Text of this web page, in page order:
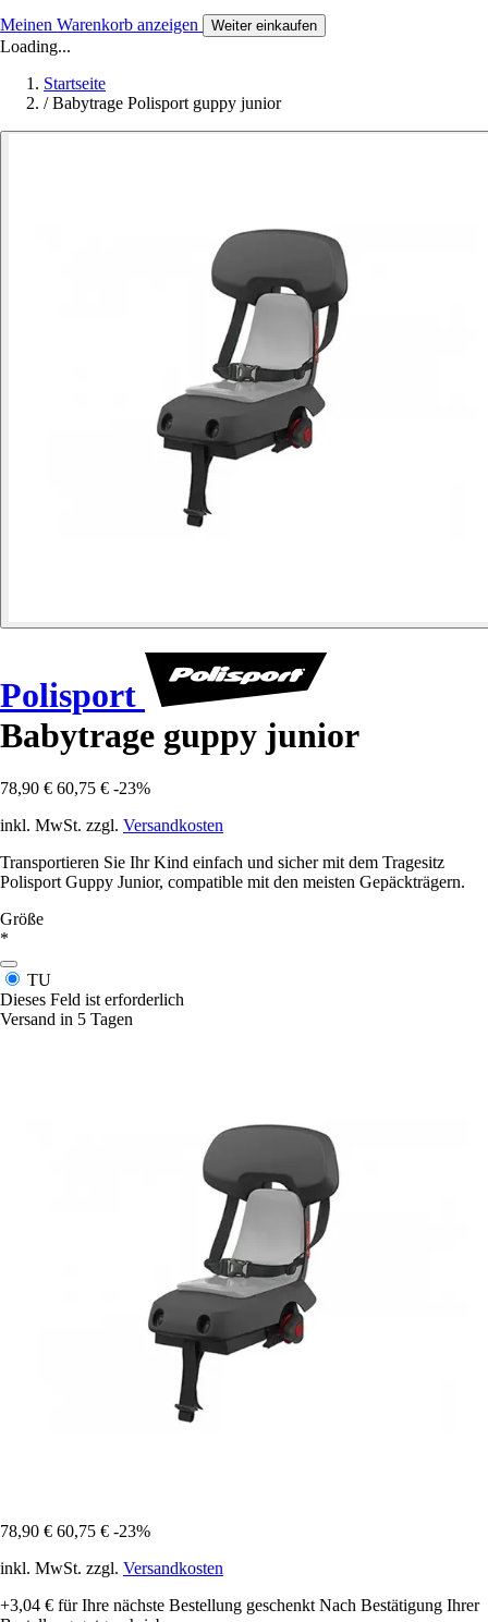
Meinen Warenkorb anzeigen Weiter einkaufen
Loading...
Startseite
/ Babytrage Polisport guppy junior
Polisport
Babytrage guppy junior
78,90 € 60,75 € -23%
inkl. MwSt. zzgl. Versandkosten
Transportieren Sie Ihr Kind einfach und sicher mit dem Tragesitz
Polisport Guppy Junior, compatible mit den meisten Gepäckträgern.
Größe
*
TU
Dieses Feld ist erforderlich
Versand in 5 Tagen
78,90 € 60,75 € -23%
inkl. MwSt. zzgl. Versandkosten
+3,04 € für Ihre nächste Bestellung geschenkt Nach Bestätigung Ihrer